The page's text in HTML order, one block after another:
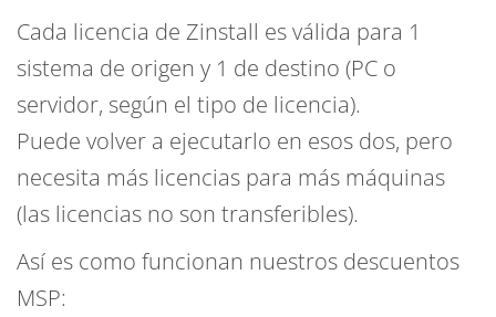
Cada licencia de Zinstall es válida para 1
sistema de origen y 1 de destino (PC o
servidor, según el tipo de licencia).
Puede volver a ejecutarlo en esos dos, pero
necesita más licencias para más máquinas
(las licencias no son transferibles).
Así es como funcionan nuestros descuentos
MSP: